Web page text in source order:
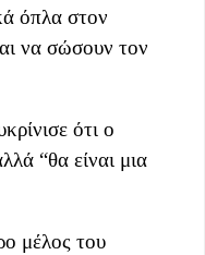
όπλα στον
να σώσουν τον
ότι ο
“θα είναι μια
μέλος του